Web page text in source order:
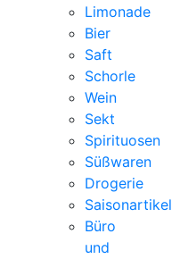
Limonade
Bier
Saft
Schorle
Wein
Sekt
Spirituosen
Süßwaren
Drogerie
Saisonartikel
Büro
und